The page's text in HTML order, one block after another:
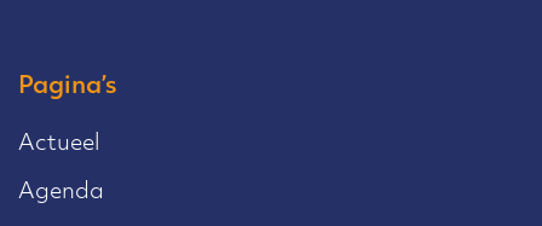
Pagina’s
Actueel
Agenda